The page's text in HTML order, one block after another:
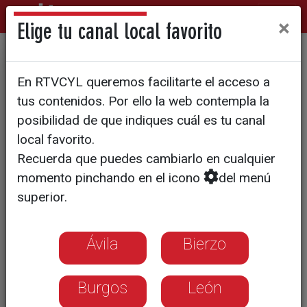
Todo vale T1/E25: Movilidad
urbana sostenible
Elige tu canal local favorito ×
En RTVCYL queremos facilitarte el acceso a
tus contenidos. Por ello la web contempla la
posibilidad de que indiques cuál es tu canal
local favorito.
Recuerda que puedes cambiarlo en cualquier
momento pinchando en el icono
del menú
superior.
Ávila Bierzo
Burgos León